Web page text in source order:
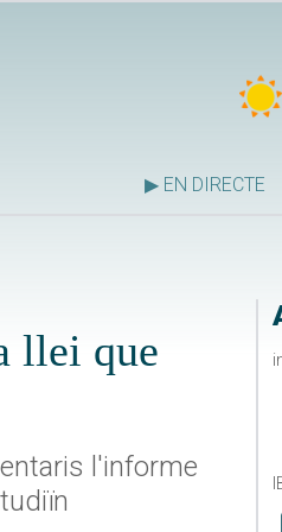
▶ EN DIRECTE
llei que
l'informe